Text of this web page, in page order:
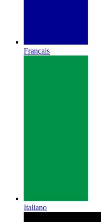
Français
Italiano